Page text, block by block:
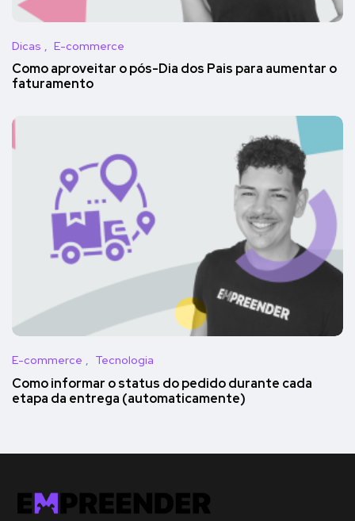
Dicas E-commerce
Como aproveitar o pós-Dia dos Pais para aumentar o
faturamento
E-commerce Tecnologia
Como informar o status do pedido durante cada
etapa da entrega (automaticamente)